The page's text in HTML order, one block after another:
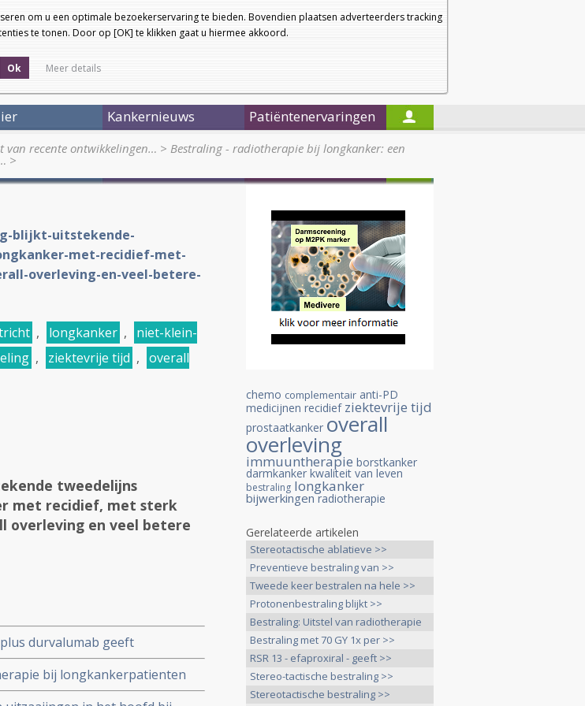
om u een optimale bezoekerservaring te bieden. Bovendien plaatsen adverteerders tracking
te tonen. Door op [OK] te klikken gaat u hiermee akkoord.
Ok Meer details
a
a
Nieuwsbrief
Startpagina
Kankernieuws Patiëntenervaringen
van recente ontwikkelingen… > Bestraling - radiotherapie bij longkanker: een
>
blijkt-uitstekende-
met-recidief-met-
overleving-en-veel-betere-
, longkanker ,
niet-klein-
, ziektevrije tijd , overall
tweedelijns
met recidief, met sterk
overleving en veel betere
durvalumab geeft
niet-kleincellige
bij longkankerpatienten
overall overleving met 45
chemo complementair anti-PD
medicijnen recidief ziektevrije tijd
prostaatkanker overall
overleving
immuuntherapie borstkanker
darmkanker kwaliteit van leven
bestraling longkanker
bijwerkingen radiotherapie
Gerelateerde artikelen
Stereotactische ablatieve >>
Preventieve bestraling van >>
Tweede keer bestralen na hele >>
Protonenbestraling blijkt >>
Bestraling: Uitstel van radiotherapie
>>
Bestraling met 70 GY 1x per >>
RSR 13 - efaproxiral - geeft >>
Stereo-tactische bestraling >>
Stereotactische bestraling >>